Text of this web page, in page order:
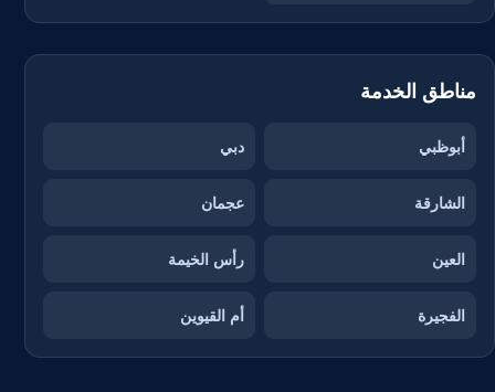
مناطق الخدمة
أبوظبي دبي
الشارقة عجمان
العين رأس الخيمة
الفجيرة أم القيوين